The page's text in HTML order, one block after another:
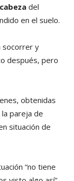
del
en el suelo.
socorrer y
después, pero
obtenidas
pareja de
situación de
“no tiene